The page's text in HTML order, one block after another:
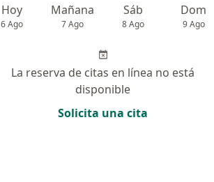
Hoy
6 Ago
Mañana
7 Ago
Sáb
8 Ago
Dom
9 Ago
La reserva de citas en línea no está
disponible
Solicita una cita